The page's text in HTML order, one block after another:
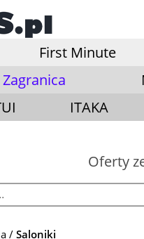
First Minute
Zagranica
ITAKA
Oferty
Saloniki